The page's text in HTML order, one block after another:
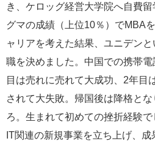
き、ケロッグ経営大学院へ自費
グマの成績（上位10％）でMBA
ャリアを考えた結果、ユニデン
職を決めました。中国での携帯
目は売れに売れて大成功、2年目
されて大失敗。帰国後は降格と
ろ。生まれて初めての挫折経験
IT関連の新規事業を立ち上げ、